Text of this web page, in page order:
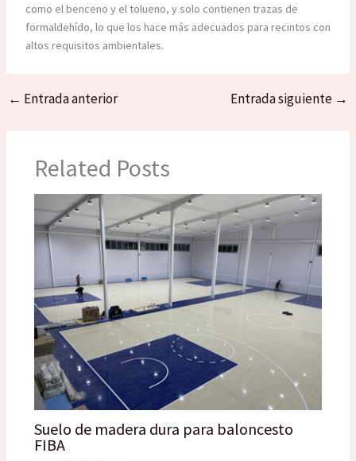
como el benceno y el tolueno, y solo contienen trazas de
formaldehído, lo que los hace más adecuados para recintos con
altos requisitos ambientales.
← Entrada anterior Entrada siguiente →
Related Posts
Suelo de madera dura para baloncesto
FIBA